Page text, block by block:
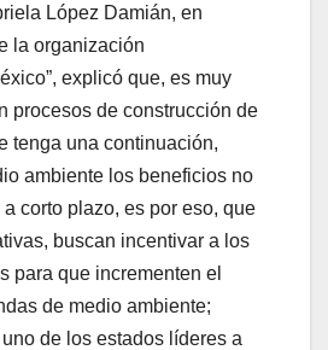
López Damián, en
la organización
explicó que, es muy
procesos de construcción de
tenga una continuación,
ambiente los beneficios no
corto plazo, es por eso, que
buscan incentivar a los
para que incrementen el
de medio ambiente;
de los estados líderes a